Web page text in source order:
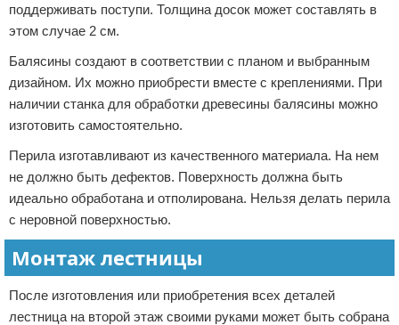
поддерживать поступи. Толщина досок может составлять в
этом случае 2 см.
Балясины создают в соответствии с планом и выбранным
дизайном. Их можно приобрести вместе с креплениями. При
наличии станка для обработки древесины балясины можно
изготовить самостоятельно.
Перила изготавливают из качественного материала. На нем
не должно быть дефектов. Поверхность должна быть
идеально обработана и отполирована. Нельзя делать перила
с неровной поверхностью.
Монтаж лестницы
После изготовления или приобретения всех деталей
лестница на второй этаж своими руками может быть собрана